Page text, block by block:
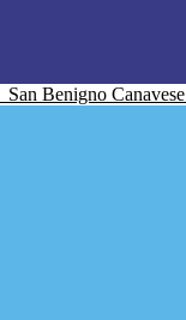
San Benigno Canavese